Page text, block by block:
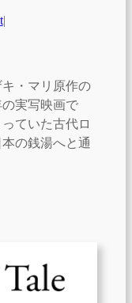
|
キ・マリ原作の
実写映画で
ていた古代ロ
の銭湯へと通